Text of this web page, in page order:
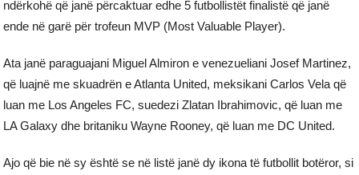
ndërkohë që janë përcaktuar edhe 5 futbollistët finalistë që janë
ende në garë për trofeun MVP (Most Valuable Player).
Ata janë paraguajani Miguel Almiron e venezueliani Josef Martinez,
që luajnë me skuadrën e Atlanta United, meksikani Carlos Vela që
luan me Los Angeles FC, suedezi Zlatan Ibrahimovic, që luan me
LA Galaxy dhe britaniku Wayne Rooney, që luan me DC United.
Ajo që bie në sy është se në listë janë dy ikona të futbollit botëror, si